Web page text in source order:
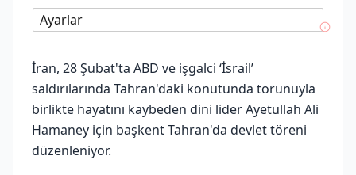
Ayarlar
İran, 28 Şubat'ta ABD ve işgalci ‘İsrail’
saldırılarında Tahran'daki konutunda torunuyla
birlikte hayatını kaybeden dini lider Ayetullah Ali
Hamaney için başkent Tahran'da devlet töreni
düzenleniyor.